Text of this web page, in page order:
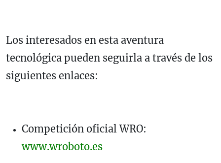
Los interesados en esta aventura
tecnológica pueden seguirla a través de los
siguientes enlaces:
Competición oficial WRO:
www.wroboto.es